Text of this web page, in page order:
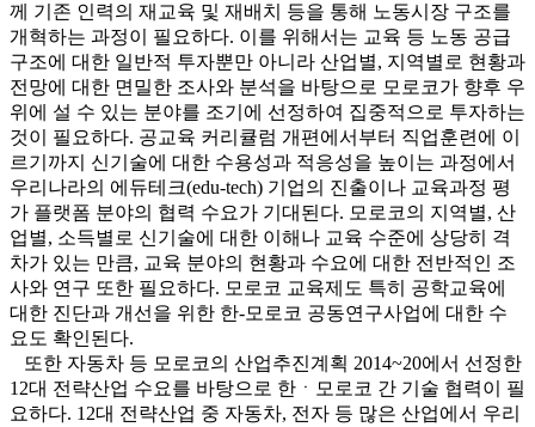
께 기존 인력의 재교육 및 재배치 등을 통해 노동시장 구조를
개혁하는 과정이 필요하다. 이를 위해서는 교육 등 노동 공급
구조에 대한 일반적 투자뿐만 아니라 산업별, 지역별로 현황과
전망에 대한 면밀한 조사와 분석을 바탕으로 모로코가 향후 우
위에 설 수 있는 분야를 조기에 선정하여 집중적으로 투자하는
것이 필요하다. 공교육 커리큘럼 개편에서부터 직업훈련에 이
르기까지 신기술에 대한 수용성과 적응성을 높이는 과정에서
우리나라의 에듀테크(edu-tech) 기업의 진출이나 교육과정 평
가 플랫폼 분야의 협력 수요가 기대된다. 모로코의 지역별, 산
업별, 소득별로 신기술에 대한 이해나 교육 수준에 상당히 격
차가 있는 만큼, 교육 분야의 현황과 수요에 대한 전반적인 조
사와 연구 또한 필요하다. 모로코 교육제도 특히 공학교육에
대한 진단과 개선을 위한 한-모로코 공동연구사업에 대한 수
요도 확인된다.
또한 자동차 등 모로코의 산업추진계획 2014~20에서 선정한
12대 전략산업 수요를 바탕으로 한ㆍ모로코 간 기술 협력이 필
요하다. 12대 전략산업 중 자동차, 전자 등 많은 산업에서 우리